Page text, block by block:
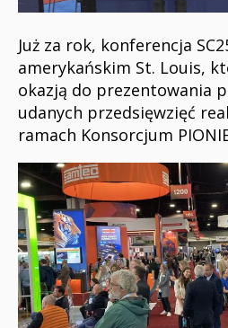
Już za rok, konferencja
amerykańskim St. Louis,
okazją do prezentowania
udanych przedsięwzięć
ramach Konsorcjum